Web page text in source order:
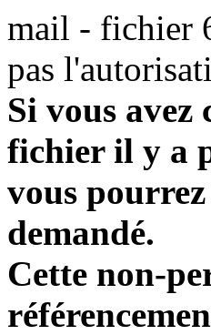
mail - fichier
pas
Si vous avez
fichier il y a
vous
demandé.
Cette non-